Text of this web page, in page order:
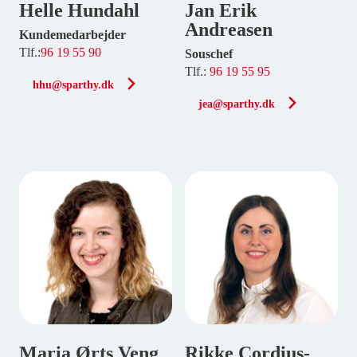
Helle Hundahl
Kundemedarbejder
Tlf.:96 19 55 90
hhu@sparthy.dk
Jan Erik
Andreasen
Souschef
Tlf.: 96 19 55 95
jea@sparthy.dk